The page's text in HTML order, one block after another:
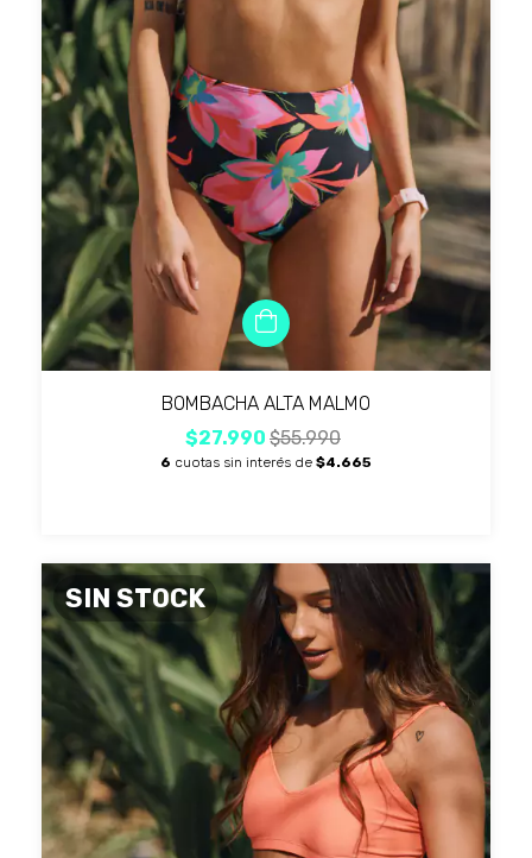
BOMBACHA ALTA MALMO
$27.990 $55.990
6 cuotas sin interés de $4.665
SIN STOCK